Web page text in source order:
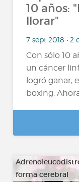
10 años:
llorar"
7 sept 2018 •
Con sólo 10
un cáncer
logró ganar,
boxing.
forma cerebral